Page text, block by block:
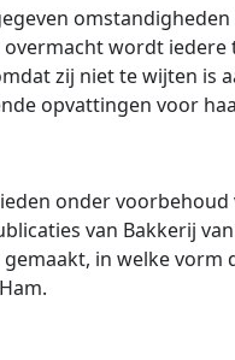
wordt
zij niet te wijten is
opvattingen voor
onder voorbehoud
van Bakkerij
in welke vorm